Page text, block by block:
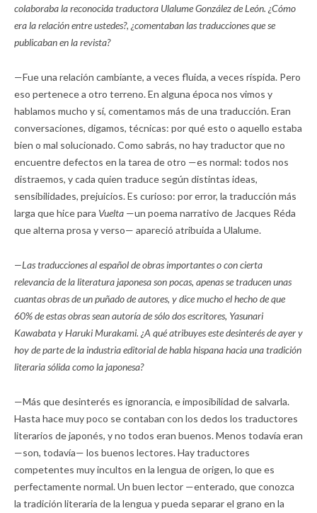
colaboraba la reconocida traductora Ulalume González de León. ¿Cómo
era la relación entre ustedes?, ¿comentaban las traducciones que se
publicaban en la revista?
—Fue una relación cambiante, a veces fluida, a veces ríspida. Pero
eso pertenece a otro terreno. En alguna época nos vimos y
hablamos mucho y sí, comentamos más de una traducción. Eran
conversaciones, digamos, técnicas: por qué esto o aquello estaba
bien o mal solucionado. Como sabrás, no hay traductor que no
encuentre defectos en la tarea de otro —es normal: todos nos
distraemos, y cada quien traduce según distintas ideas,
sensibilidades, prejuicios. Es curioso: por error, la traducción más
larga que hice para Vuelta —un poema narrativo de Jacques Réda
que alterna prosa y verso— apareció atribuida a Ulalume.
—Las traducciones al español de obras importantes o con cierta
relevancia de la literatura japonesa son pocas, apenas se traducen unas
cuantas obras de un puñado de autores, y dice mucho el hecho de que
60% de estas obras sean autoría de sólo dos escritores, Yasunari
Kawabata y Haruki Murakami. ¿A qué atribuyes este desinterés de ayer y
hoy de parte de la industria editorial de habla hispana hacia una tradición
literaria sólida como la japonesa?
—Más que desinterés es ignorancia, e imposibilidad de salvarla.
Hasta hace muy poco se contaban con los dedos los traductores
literarios de japonés, y no todos eran buenos. Menos todavía eran
—son, todavía— los buenos lectores. Hay traductores
competentes muy incultos en la lengua de origen, lo que es
perfectamente normal. Un buen lector —enterado, que conozca
la tradición literaria de la lengua y pueda separar el grano en la